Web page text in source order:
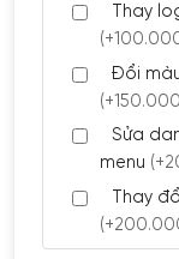
Thay
Đổi
Sửa
menu
Thay